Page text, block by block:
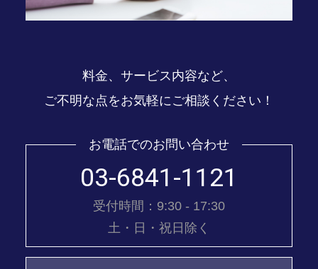
料金、サービス内容など、
ご不明な点をお気軽にご相談ください！
お電話でのお問い合わせ
03-6841-1121
受付時間：9:30 - 17:30
土・日・祝日除く